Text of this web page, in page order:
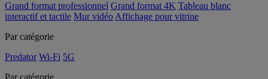
Grand format professionnel Grand format 4K Tableau blanc
interactif et tactile Mur vidéo Affichage pour vitrine
Par catégorie
Predator Wi-Fi 5G
Par catégorie